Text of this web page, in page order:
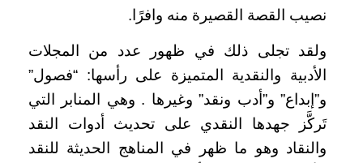
نصيب القصة القصيرة منه وافرًا.
ولقد تجلى ذلك في ظهور عدد من المجلات
الأدبية والنقدية المتميزة على رأسها: “فصول”
و”إبداع” و”أدب ونقد” وغيرها . وهي المنابر التي
تَركَّز جهدها النقدي على تحديث أدوات النقد
والنقاد وهو ما ظهر في المناهج الحديثة للنقد